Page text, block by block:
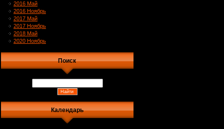
2016 Май
2016 Ноябрь
2017 Май
2017 Ноябрь
2018 Май
2020 Ноябрь
Поиск
Календарь